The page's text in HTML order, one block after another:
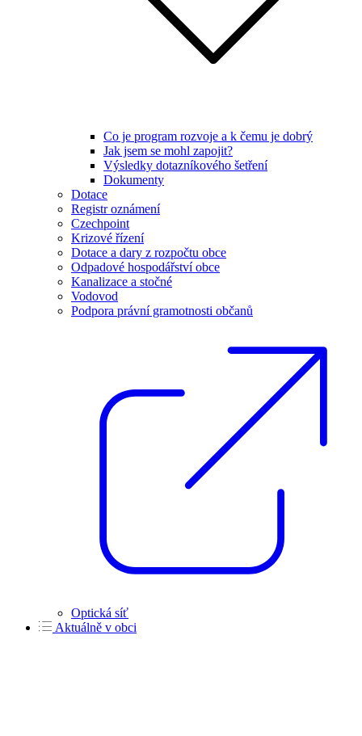
Co je program rozvoje a k čemu je dobrý
Jak jsem se mohl zapojit?
Výsledky dotazníkového šetření
Dokumenty
Dotace
Registr oznámení
Czechpoint
Krizové řízení
Dotace a dary z rozpočtu obce
Odpadové hospodářství obce
Kanalizace a stočné
Vodovod
Podpora právní gramotnosti občanů
Optická síť
Aktuálně v obci